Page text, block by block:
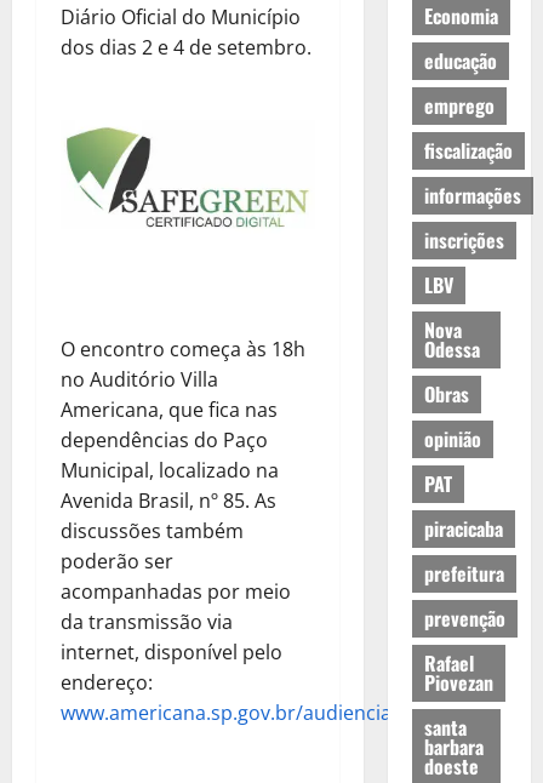
Diário Oficial do Município
dos dias 2 e 4 de setembro.
O encontro começa às 18h
no Auditório Villa
Americana, que fica nas
dependências do Paço
Municipal, localizado na
Avenida Brasil, nº 85. As
discussões também
poderão ser
acompanhadas por meio
da transmissão via
internet, disponível pelo
endereço:
www.americana.sp.gov.br/audiencia/loa.
Economia
educação
emprego
fiscalização
informações
inscrições
LBV
Nova
Odessa
Obras
opinião
PAT
piracicaba
prefeitura
prevenção
Rafael
Piovezan
santa
barbara
doeste